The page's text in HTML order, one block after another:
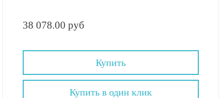
38 078.00 руб
Купить
Купить в один клик